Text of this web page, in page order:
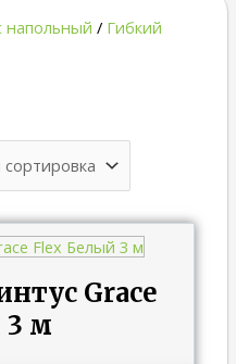
напольный / Гибкий
Grace
3 м